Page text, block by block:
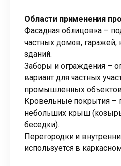
Области применения
Фасадная облицовка –
частных домов, гаражей,
зданий.
Заборы и ограждения –
вариант для частных
промышленных
Кровельные покрытия –
небольших крыш
беседки).
Перегородки и
используется в